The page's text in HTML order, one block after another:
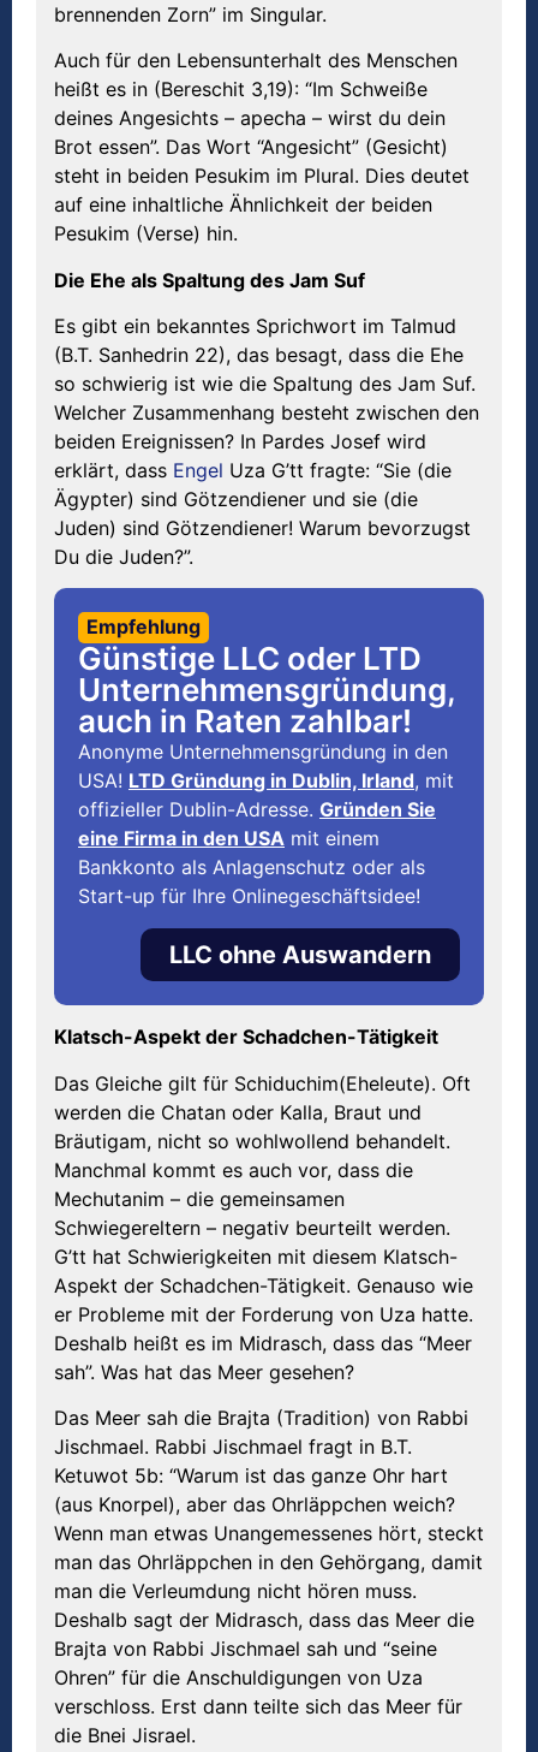
brennenden Zorn” im Singular.
Auch für den Lebensunterhalt des Menschen
heißt es in (Bereschit 3,19): “Im Schweiße
deines Angesichts – apecha – wirst du dein
Brot essen”. Das Wort “Angesicht” (Gesicht)
steht in beiden Pesukim im Plural. Dies deutet
auf eine inhaltliche Ähnlichkeit der beiden
Pesukim (Verse) hin.
Die Ehe als Spaltung des Jam Suf
Es gibt ein bekanntes Sprichwort im Talmud
(B.T. Sanhedrin 22), das besagt, dass die Ehe
so schwierig ist wie die Spaltung des Jam Suf.
Welcher Zusammenhang besteht zwischen den
beiden Ereignissen? In Pardes Josef wird
erklärt, dass Engel Uza G’tt fragte: “Sie (die
Ägypter) sind Götzendiener und sie (die
Juden) sind Götzendiener! Warum bevorzugst
Du die Juden?”.
Empfehlung
Günstige LLC oder LTD
Unternehmensgründung,
auch in Raten zahlbar!
Anonyme Unternehmensgründung in den
USA! LTD Gründung in Dublin, Irland, mit
offizieller Dublin-Adresse. Gründen Sie
eine Firma in den USA mit einem
Bankkonto als Anlagenschutz oder als
Start-up für Ihre Onlinegeschäftsidee!
LLC ohne Auswandern
Klatsch-Aspekt der Schadchen-Tätigkeit
Das Gleiche gilt für Schiduchim(Eheleute). Oft
werden die Chatan oder Kalla, Braut und
Bräutigam, nicht so wohlwollend behandelt.
Manchmal kommt es auch vor, dass die
Mechutanim – die gemeinsamen
Schwiegereltern – negativ beurteilt werden.
G’tt hat Schwierigkeiten mit diesem Klatsch-
Aspekt der Schadchen-Tätigkeit. Genauso wie
er Probleme mit der Forderung von Uza hatte.
Deshalb heißt es im Midrasch, dass das “Meer
sah”. Was hat das Meer gesehen?
Das Meer sah die Brajta (Tradition) von Rabbi
Jischmael. Rabbi Jischmael fragt in B.T.
Ketuwot 5b: “Warum ist das ganze Ohr hart
(aus Knorpel), aber das Ohrläppchen weich?
Wenn man etwas Unangemessenes hört, steckt
man das Ohrläppchen in den Gehörgang, damit
man die Verleumdung nicht hören muss.
Deshalb sagt der Midrasch, dass das Meer die
Brajta von Rabbi Jischmael sah und “seine
Ohren” für die Anschuldigungen von Uza
verschloss. Erst dann teilte sich das Meer für
die Bnei Jisrael.